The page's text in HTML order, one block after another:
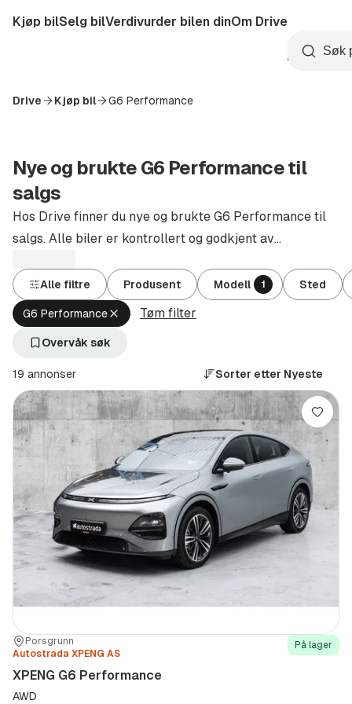
til
Startside
Kjøp bilSelg bilVerdivurder bilen dinOm Drive
Opprett
konto
Søk
Drive Kjøp bil G6 Performance
Nye og brukte G6 Performance til
salgs
Hos Drive finner du nye og brukte G6 Performance til
salgs. Alle biler er kontrollert og godkjent av
Alle filtre Produsent Modell 1 Sted
G6 Performance Fjern
aktivt
Tøm filter
Overvåk søk
19 annonser Sorter etter Nyeste
Sted:Porsgrunn
Forhandler:
Autostrada XPENG AS
På lager
XPENG G6 Performance
AWD
Lagre